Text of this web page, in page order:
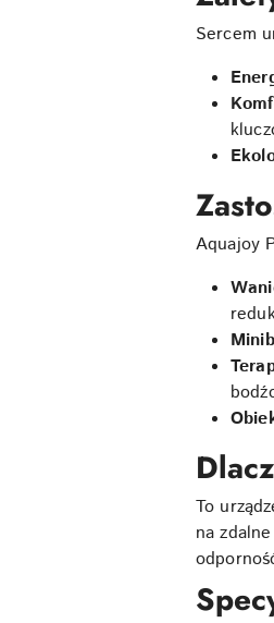
Sercem
Aquajoy
To
na